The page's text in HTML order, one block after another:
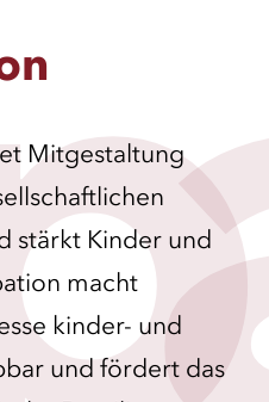
Mitgestaltung
stärkt Kinder und
macht
kinder- und
und fördert das